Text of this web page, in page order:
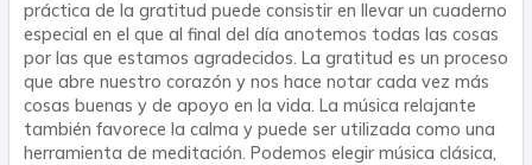
práctica de la gratitud puede consistir en llevar un cuaderno
especial en el que al final del día anotemos todas las cosas
por las que estamos agradecidos. La gratitud es un proceso
que abre nuestro corazón y nos hace notar cada vez más
cosas buenas y de apoyo en la vida. La música relajante
también favorece la calma y puede ser utilizada como una
herramienta de meditación. Podemos elegir música clásica,